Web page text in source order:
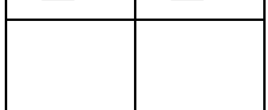
Ширина: 76 см
Ширина: 60 см